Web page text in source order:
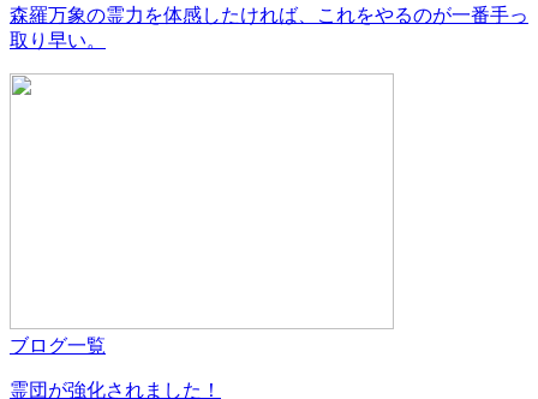
森羅万象の霊力を体感したければ、これをやるのが一番手っ
取り早い。
ブログ一覧
霊団が強化されました！